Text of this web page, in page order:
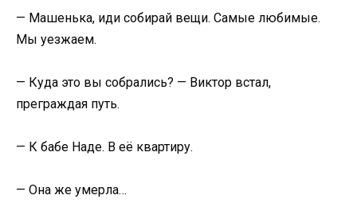
— Машенька, иди собирай вещи. Самые любимые.
Мы уезжаем.
— Куда это вы собрались? — Виктор встал,
преграждая путь.
— К бабе Наде. В её квартиру.
— Она же умерла…